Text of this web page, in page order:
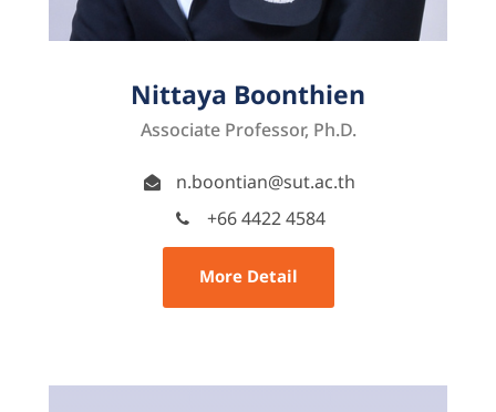
Nittaya Boonthien
Associate Professor, Ph.D.
n.boontian@sut.ac.th
+66 4422 4584
More Detail